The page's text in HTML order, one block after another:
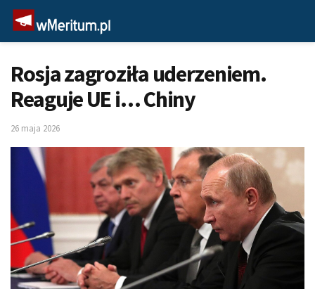
Rosja zagroziła uderzeniem.
Reaguje UE i… Chiny
26 maja 2026